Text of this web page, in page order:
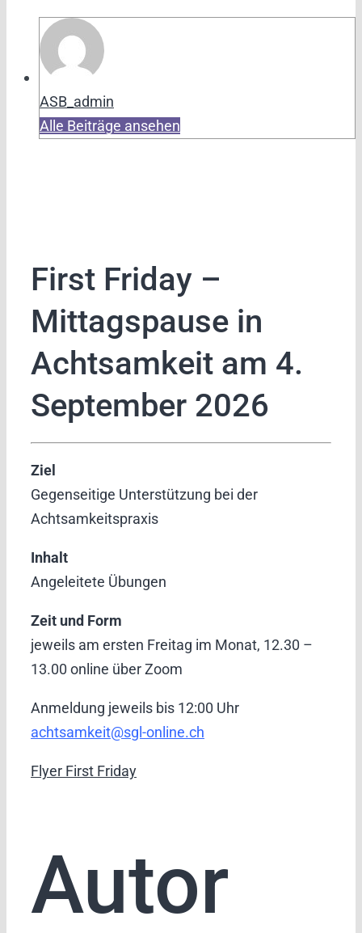
ASB_admin
Alle Beiträge ansehen
First Friday –
Mittagspause in
Achtsamkeit am 4.
September 2026
Ziel
Gegenseitige Unterstützung bei der
Achtsamkeitspraxis
Inhalt
Angeleitete Übungen
Zeit und Form
jeweils am ersten Freitag im Monat, 12.30 –
13.00 online über Zoom
Anmeldung jeweils bis 12:00 Uhr
achtsamkeit@sgl-online.ch
Flyer First Friday
Autor